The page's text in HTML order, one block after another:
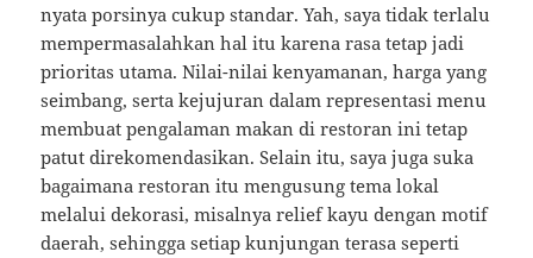
nyata porsinya cukup standar. Yah, saya tidak terlalu
mempermasalahkan hal itu karena rasa tetap jadi
prioritas utama. Nilai-nilai kenyamanan, harga yang
seimbang, serta kejujuran dalam representasi menu
membuat pengalaman makan di restoran ini tetap
patut direkomendasikan. Selain itu, saya juga suka
bagaimana restoran itu mengusung tema lokal
melalui dekorasi, misalnya relief kayu dengan motif
daerah, sehingga setiap kunjungan terasa seperti